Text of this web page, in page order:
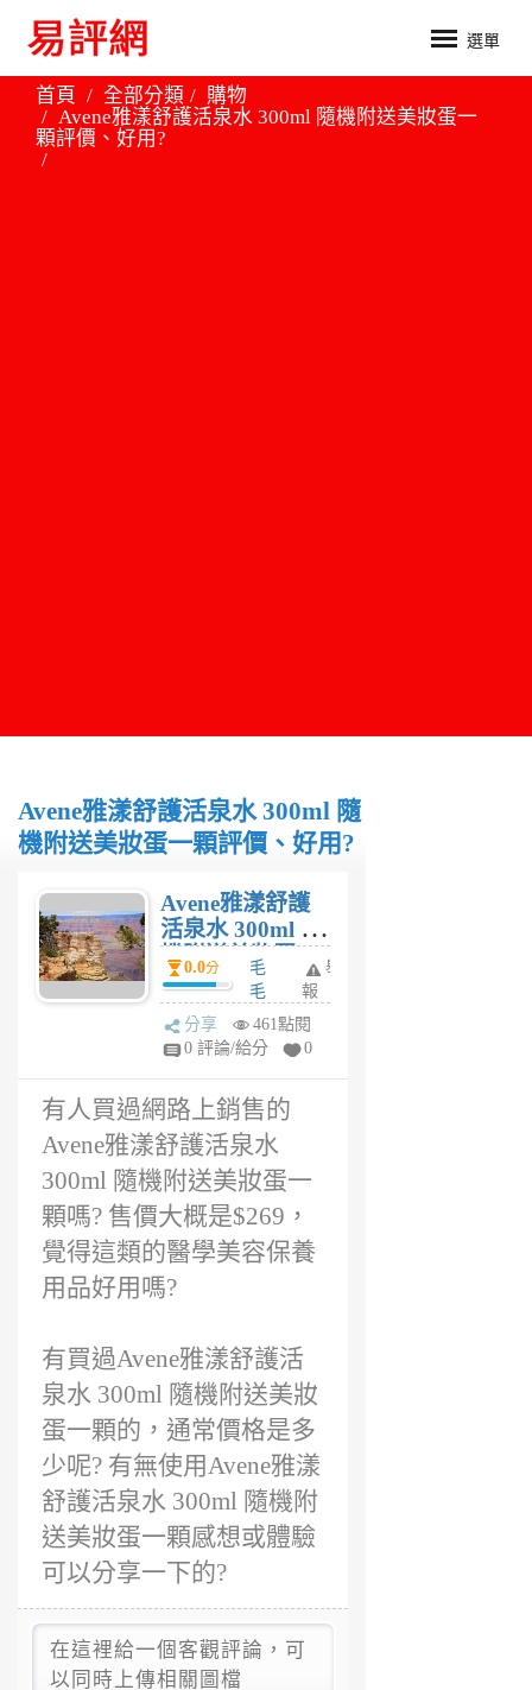
選單
首頁 全部分類
購物
Avene雅漾舒護活泉水 300ml 隨機附送美妝蛋一
顆評價、好用?
Avene雅漾舒護活泉水 300ml 隨
機附送美妝蛋一顆評價、好用?
Avene雅漾舒護
活泉水 300ml 隨
機附送美妝蛋一
顆評價、好用?
0.0分
毛
毛
3
年
舉
報
分享
461點閱
0 評論/給分
0
有人買過網路上銷售的
Avene雅漾舒護活泉水
300ml 隨機附送美妝蛋一
顆嗎? 售價大概是$269，
覺得這類的醫學美容保養
用品好用嗎?
有買過Avene雅漾舒護活
泉水 300ml 隨機附送美妝
蛋一顆的，通常價格是多
少呢? 有無使用Avene雅漾
舒護活泉水 300ml 隨機附
送美妝蛋一顆感想或體驗
可以分享一下的?